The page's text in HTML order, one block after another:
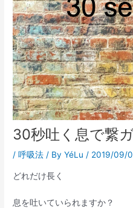
30秒吐く息で繋
/呼吸法 / ByYéLu / 2019/09/
どれだけ長く
息を吐いていられますか？